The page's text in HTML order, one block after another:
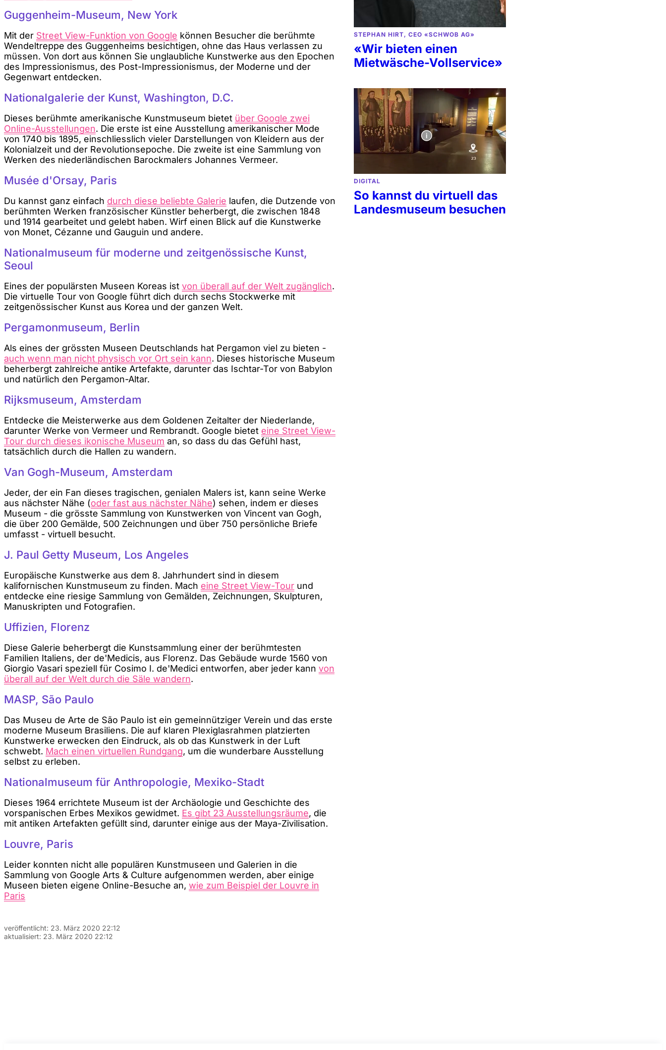
Guggenheim-Museum, New York
Mit der Street View-Funktion von Google können Besucher die berühmte
Wendeltreppe des Guggenheims besichtigen, ohne das Haus verlassen zu
müssen. Von dort aus können Sie unglaubliche Kunstwerke aus den Epochen
des Impressionismus, des Post-Impressionismus, der Moderne und der
Gegenwart entdecken.
Nationalgalerie der Kunst, Washington, D.C.
Dieses berühmte amerikanische Kunstmuseum bietet über Google zwei
Online-Ausstellungen. Die erste ist eine Ausstellung amerikanischer Mode
von 1740 bis 1895, einschliesslich vieler Darstellungen von Kleidern aus der
Kolonialzeit und der Revolutionsepoche. Die zweite ist eine Sammlung von
Werken des niederländischen Barockmalers Johannes Vermeer.
Musée d'Orsay, Paris
Du kannst ganz einfach durch diese beliebte Galerie laufen, die Dutzende von
berühmten Werken französischer Künstler beherbergt, die zwischen 1848
und 1914 gearbeitet und gelebt haben. Wirf einen Blick auf die Kunstwerke
von Monet, Cézanne und Gauguin und andere.
Nationalmuseum für moderne und zeitgenössische Kunst,
Seoul
Eines der populärsten Museen Koreas ist von überall auf der Welt zugänglich.
Die virtuelle Tour von Google führt dich durch sechs Stockwerke mit
zeitgenössischer Kunst aus Korea und der ganzen Welt.
Pergamonmuseum, Berlin
Als eines der grössten Museen Deutschlands hat Pergamon viel zu bieten -
auch wenn man nicht physisch vor Ort sein kann. Dieses historische Museum
beherbergt zahlreiche antike Artefakte, darunter das Ischtar-Tor von Babylon
und natürlich den Pergamon-Altar.
Rijksmuseum, Amsterdam
Entdecke die Meisterwerke aus dem Goldenen Zeitalter der Niederlande,
darunter Werke von Vermeer und Rembrandt. Google bietet eine Street View-
Tour durch dieses ikonische Museum an, so dass du das Gefühl hast,
tatsächlich durch die Hallen zu wandern.
Van Gogh-Museum, Amsterdam
Jeder, der ein Fan dieses tragischen, genialen Malers ist, kann seine Werke
aus nächster Nähe (oder fast aus nächster Nähe) sehen, indem er dieses
Museum - die grösste Sammlung von Kunstwerken von Vincent van Gogh,
die über 200 Gemälde, 500 Zeichnungen und über 750 persönliche Briefe
umfasst - virtuell besucht.
J. Paul Getty Museum, Los Angeles
Europäische Kunstwerke aus dem 8. Jahrhundert sind in diesem
kalifornischen Kunstmuseum zu finden. Mach eine Street View-Tour und
entdecke eine riesige Sammlung von Gemälden, Zeichnungen, Skulpturen,
Manuskripten und Fotografien.
Uffizien, Florenz
Diese Galerie beherbergt die Kunstsammlung einer der berühmtesten
Familien Italiens, der de'Medicis, aus Florenz. Das Gebäude wurde 1560 von
Giorgio Vasari speziell für Cosimo I. de'Medici entworfen, aber jeder kann von
überall auf der Welt durch die Säle wandern.
MASP, São Paulo
Das Museu de Arte de São Paulo ist ein gemeinnütziger Verein und das erste
moderne Museum Brasiliens. Die auf klaren Plexiglasrahmen platzierten
Kunstwerke erwecken den Eindruck, als ob das Kunstwerk in der Luft
schwebt. Mach einen virtuellen Rundgang, um die wunderbare Ausstellung
selbst zu erleben.
Nationalmuseum für Anthropologie, Mexiko-Stadt
Dieses 1964 errichtete Museum ist der Archäologie und Geschichte des
vorspanischen Erbes Mexikos gewidmet. Es gibt 23 Ausstellungsräume, die
mit antiken Artefakten gefüllt sind, darunter einige aus der Maya-Zivilisation.
Louvre, Paris
Leider konnten nicht alle populären Kunstmuseen und Galerien in die
Sammlung von Google Arts & Culture aufgenommen werden, aber einige
Museen bieten eigene Online-Besuche an, wie zum Beispiel der Louvre in
Paris
STEPHAN HIRT, CEO «SCHWOB AG»
«Wir bieten einen
Mietwäsche-Vollservice»
DIGITAL
So kannst du virtuell das
Landesmuseum besuchen
veröffentlicht: 23. März 2020 22:12
aktualisiert: 23. März 2020 22:12